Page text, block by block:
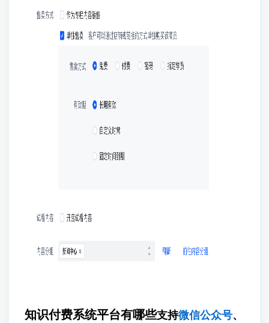
知识付费系统平台有哪些支持微信公众号、